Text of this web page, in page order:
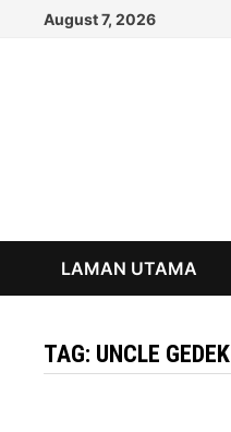
August 7, 2026
LAMAN UTAMA
TAG: UNCLE GEDEK